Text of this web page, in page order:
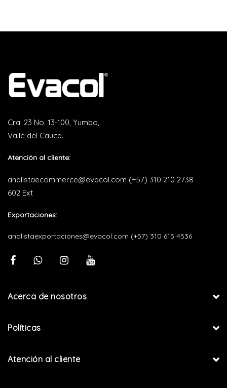
Cra. 23 No. 13-100, Yumbo,
Valle del Cauca.
Atención al cliente:
analistaecommerce@evacol.com (+57) 310 210 2738
602 Ext
Exportaciones:
analistaexportaciones@evacol.com (+57) 310 615 4536
Acerca de nosotros
Políticas
Atención al cliente